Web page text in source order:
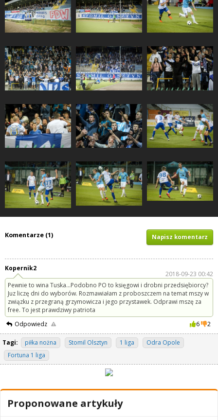
Komentarze (1) Napisz komentarz
Kopernik2
2018-09-23 00:42
Pewnie to wina Tuska...Podobno PO to księgowi i drobni przedsiębiorcy?
Juz liczę dni do wyborów. Rozmawiałam z proboszczem na temat mszy w
związku z przegraną grzymowicza i jego przystawek. Odprawi mszę za
free. To jest prawdziwy patriota
Odpowiedz
6 2
Tagi: piłka nożna Stomil Olsztyn 1 liga
Odra Opole
Fortuna 1 liga
Proponowane artykuły